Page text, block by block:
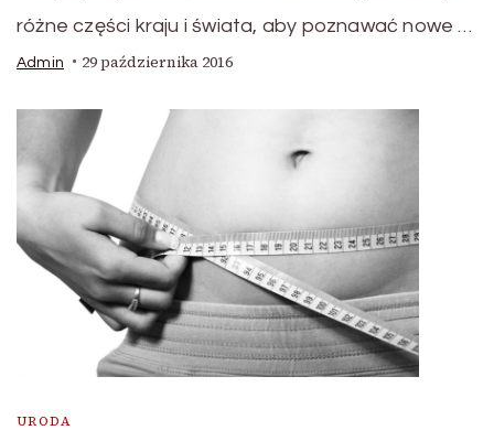
różne części kraju i świata, aby poznawać nowe …
Admin 29 października 2016
URODA